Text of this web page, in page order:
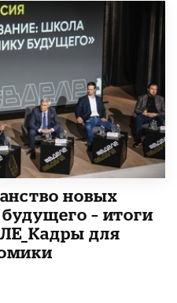
новых
– итоги
для